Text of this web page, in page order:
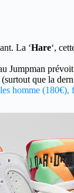
La ‘Hare‘,
Jumpman
que la
homme (180€),